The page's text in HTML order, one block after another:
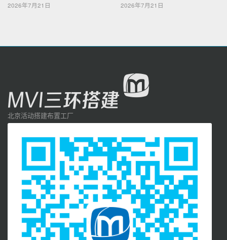
2026年7月21日 2026年7月21日
北京活动搭建布置工厂